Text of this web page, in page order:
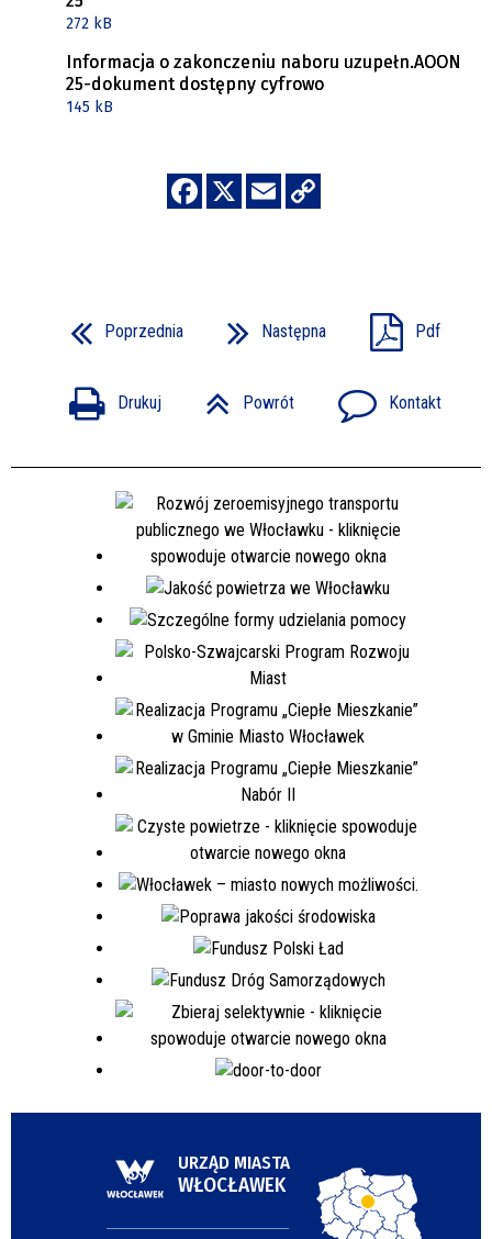
272 kB
Informacja o zakonczeniu naboru uzupełn.AOON
25-dokument dostępny cyfrowo
145 kB
Poprzednia Następna Pdf
Drukuj Powrót Kontakt
URZĄD MIASTA
WŁOCŁAWEK